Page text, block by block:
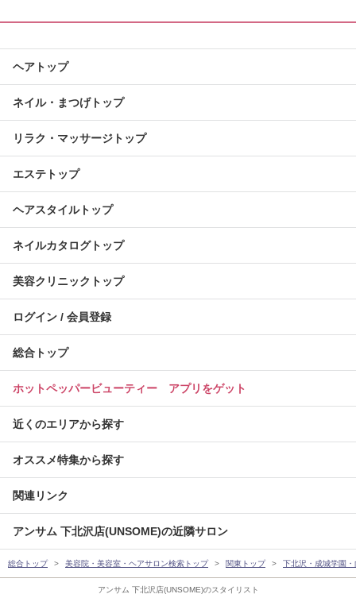
アンサム 下北沢店(UNSOME)のスタイリスト
ヘアトップ
ネイル・まつげトップ
リラク・マッサージトップ
エステトップ
ヘアスタイルトップ
ネイルカタログトップ
美容クリニックトップ
ログイン / 会員登録
総合トップ
ホットペッパービューティー アプリをゲット
近くのエリアから探す
オススメ特集から探す
関連リンク
アンサム 下北沢店(UNSOME)の近隣サロン
総合トップ 美容院・美容室・ヘアサロン検索トップ 関東トップ 下北沢・成城学園